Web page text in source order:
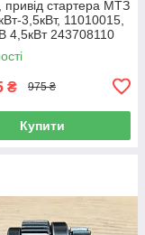
привід стартера МТЗ
3,5кВт, 11010015,
4,5кВт 243708110
₴ 975 ₴
Купити